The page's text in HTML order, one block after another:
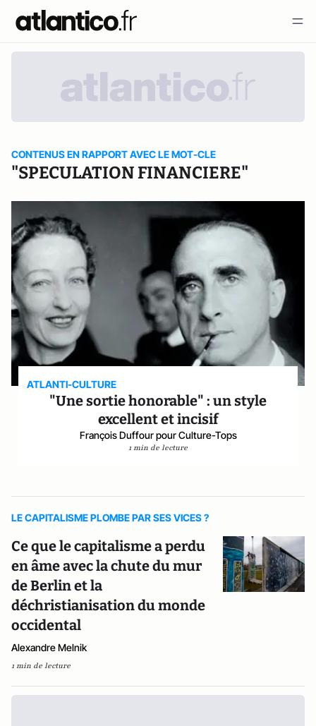
CONTENUS EN RAPPORT AVEC LE MOT-CLE
"SPECULATION FINANCIERE"
ATLANTI-CULTURE
"Une sortie honorable" : un style
excellent et incisif
François Duffour pour Culture-Tops
1 min de lecture
LE CAPITALISME PLOMBE PAR SES VICES ?
Ce que le capitalisme a perdu
en âme avec la chute du mur
de Berlin et la
déchristianisation du monde
occidental
Alexandre Melnik
1 min de lecture